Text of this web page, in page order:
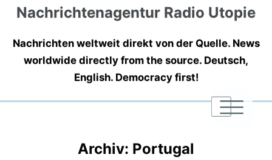
Nachrichtenagentur Radio Utopie
Nachrichten weltweit direkt von der Quelle. News
worldwide directly from the source. Deutsch,
English. Democracy first!
|
|
|
Archiv: Portugal